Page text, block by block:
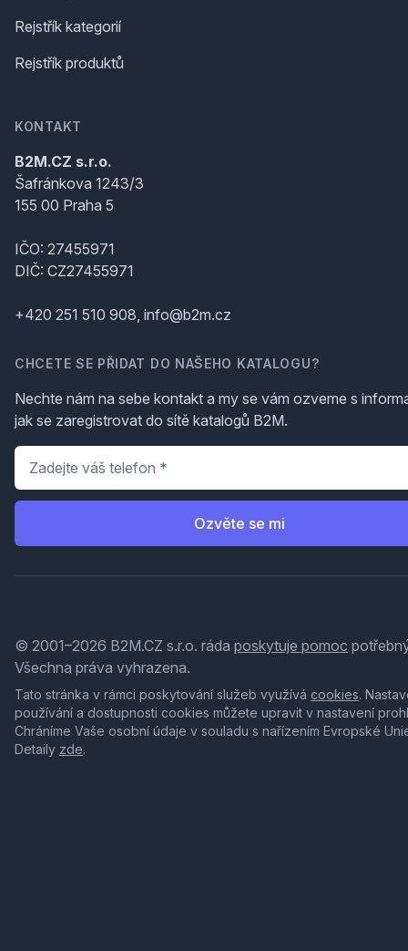
Rejstřík kategorií
Rejstřík produktů
KONTAKT
B2M.CZ s.r.o.
Šafránkova 1243/3
155 00 Praha 5
IČO: 27455971
DIČ: CZ27455971
+420 251 510 908, info@b2m.cz
CHCETE SE PŘIDAT DO NAŠEHO KATALOGU?
Nechte nám na sebe kontakt a my se vám ozveme s
jak se zaregistrovat do sítě katalogů B2M.
Telefon
Ozvěte se mi
© 2001–2026 B2M.CZ s.r.o. ráda poskytuje pomoc
Všechna práva vyhrazena.
Tato stránka v rámci poskytování služeb využívá cookies.
používání a dostupnosti cookies můžete upravit v nastavení
Chráníme Vaše osobní údaje v souladu s nařízením Evropské
Detaily zde.